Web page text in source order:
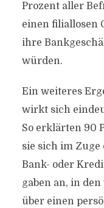
Prozent aller
einen filiallosen
ihre
würden.
Ein weiteres
wirkt sich
So erklärten 90
sie sich im
Bank- oder
gaben an, in
über einen